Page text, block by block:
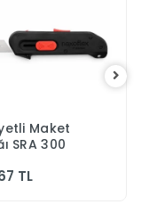
Sepete Ekle
Maket
SRA 300
TL